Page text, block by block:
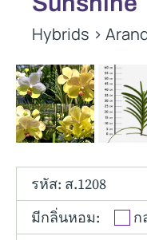
Tolumnia
Vanda
Hybrids >
รหัส: ส.1208
มีกลิ่นหอม:
ก